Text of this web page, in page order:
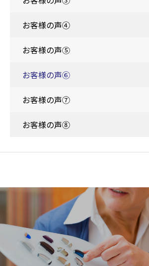
お客様の声④
お客様の声⑤
お客様の声⑥
お客様の声⑦
お客様の声⑧